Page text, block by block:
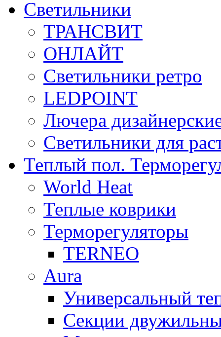
Светильники
ТРАНСВИТ
ОНЛАЙТ
Светильники ретро
LEDPOINT
Лючера
Светильники для
Теплый пол.
World Heat
Теплые коврики
Терморегуляторы
TERNEO
Aura
Универсальный
Секции